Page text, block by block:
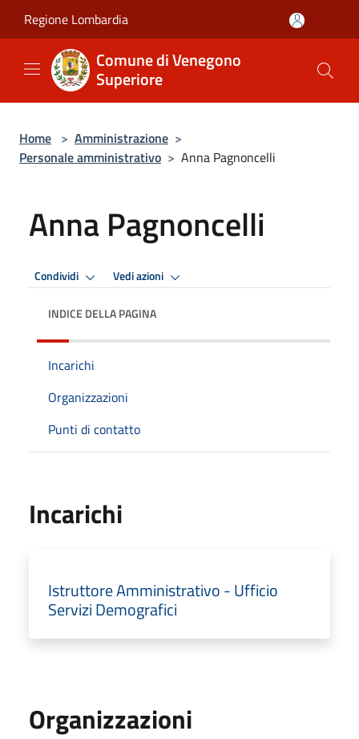
Regione Lombardia
Comune di Venegono
Superiore
Home > Amministrazione >
Personale amministrativo > Anna Pagnoncelli
Anna Pagnoncelli
Condividi Vedi azioni
INDICE DELLA PAGINA
Incarichi
Organizzazioni
Punti di contatto
Incarichi
Istruttore Amministrativo - Ufficio
Servizi Demografici
Organizzazioni